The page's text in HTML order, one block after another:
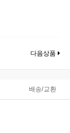
다음상품
배송/교환